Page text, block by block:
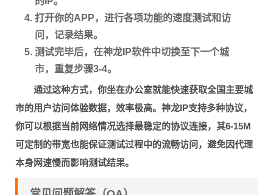
打开你的APP，进行各项功能的速度测试和访
问，记录结果。
测试完毕后，在神龙IP软件中切换至下一个城
市，重复步骤3-4。
通过这种方式，你坐在办公室就能快速获取全国主要城
市的用户访问体验数据，效率极高。神龙IP支持多种协议，
你可以根据当前网络情况选择最稳定的协议连接，其6-15M
可定制的带宽也能保证测试过程中的流畅访问，避免因代理
本身网速慢而影响测试结果。